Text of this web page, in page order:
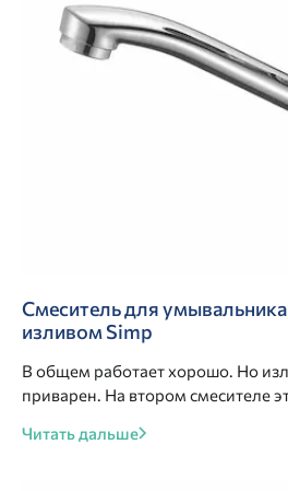
Смеситель для
изливом Simp
В общем работает хорошо. Но
приварен. На втором смесителе
Читать дальше